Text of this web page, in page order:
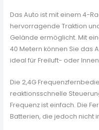
Das Auto ist mit einem 4-
hervorragende Traktion
Gelände ermöglicht. Mit
40 Metern können Sie das
ideal für Freiluft- oder
Die 2,4G
reaktionsschnelle
Frequenz ist einfach. Die
Batterien, die jedoch nicht